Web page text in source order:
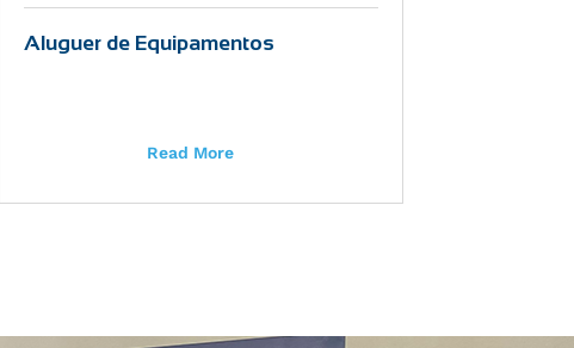
Aluguer de Equipamentos
Read More